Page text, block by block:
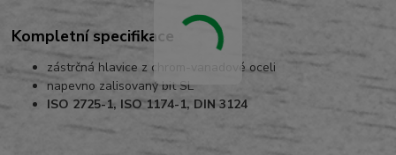
Kompletní specifikace
zástrčná hlavice z chrom-vanadové oceli
napevno zalisovaný bit SL
ISO 2725-1, ISO 1174-1, DIN 3124